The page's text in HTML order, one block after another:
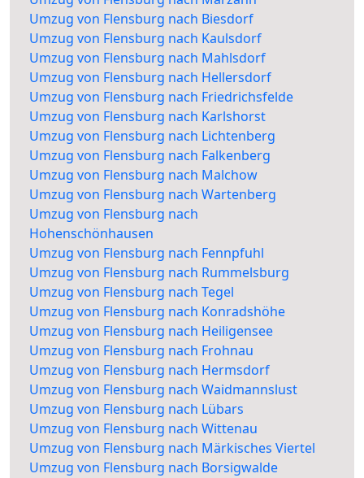
Umzug von Flensburg nach Biesdorf
Umzug von Flensburg nach Kaulsdorf
Umzug von Flensburg nach Mahlsdorf
Umzug von Flensburg nach Hellersdorf
Umzug von Flensburg nach Friedrichsfelde
Umzug von Flensburg nach Karlshorst
Umzug von Flensburg nach Lichtenberg
Umzug von Flensburg nach Falkenberg
Umzug von Flensburg nach Malchow
Umzug von Flensburg nach Wartenberg
Umzug von Flensburg nach
Hohenschönhausen
Umzug von Flensburg nach Fennpfuhl
Umzug von Flensburg nach Rummelsburg
Umzug von Flensburg nach Tegel
Umzug von Flensburg nach Konradshöhe
Umzug von Flensburg nach Heiligensee
Umzug von Flensburg nach Frohnau
Umzug von Flensburg nach Hermsdorf
Umzug von Flensburg nach Waidmannslust
Umzug von Flensburg nach Lübars
Umzug von Flensburg nach Wittenau
Umzug von Flensburg nach Märkisches Viertel
Umzug von Flensburg nach Borsigwalde